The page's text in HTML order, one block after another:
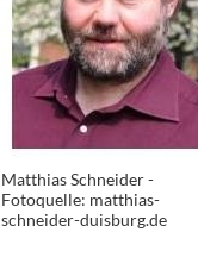
Matthias Schneider -
Fotoquelle: matthias-
schneider-duisburg.de